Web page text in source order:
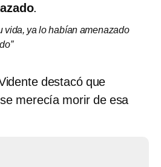
.
vida, ya lo habían amenazado
destacó que
merecía morir de esa